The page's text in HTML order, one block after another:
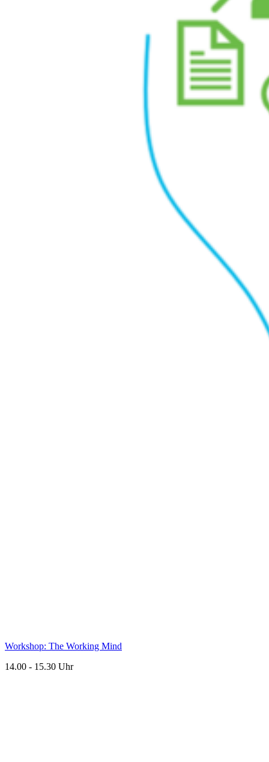
Workshop: The Working Mind
14.00 - 15.30 Uhr